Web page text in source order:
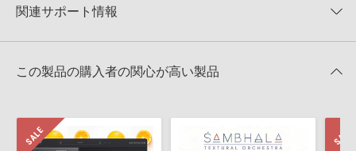
★1
0%
4GBを超えるデータに関するご注意：
FAT32でフォーマットされた
きます際には、NTFSやHFS＋でフォーマットされたHDDをご用意
いただく必要がございます。
知らせするメールの2通が送信されます。メールに記載されており
ます説明に沿って、製品のダウンロード／導入を行って下さい。
FOUND PERCUSSIONのサポート情報
関連サポート情報
方法
Reason Studios社「Reason」及び関連ソフトでのプリセット追
加方法
この製品の購入者の関心が高い製品